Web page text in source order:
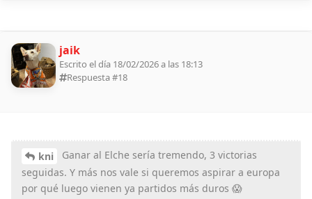
jaik
Escrito el día 18/02/2026 a las 18:13
Respuesta #18
kni
Ganar al Elche sería tremendo, 3 victorias
seguidas. Y más nos vale si queremos aspirar a europa
por qué luego vienen ya partidos más duros 😱